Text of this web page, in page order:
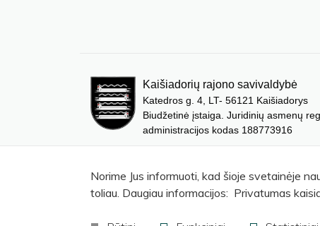
Kaišiadorių rajono savivaldybė
Katedros g. 4, LT- 56121 Kaišiadorys
Biudžetinė įstaiga. Juridinių asmenų
administracijos kodas 188773916
Norime Jus informuoti, kad šioje svetainėje
toliau. Daugiau informacijos: Privatumas